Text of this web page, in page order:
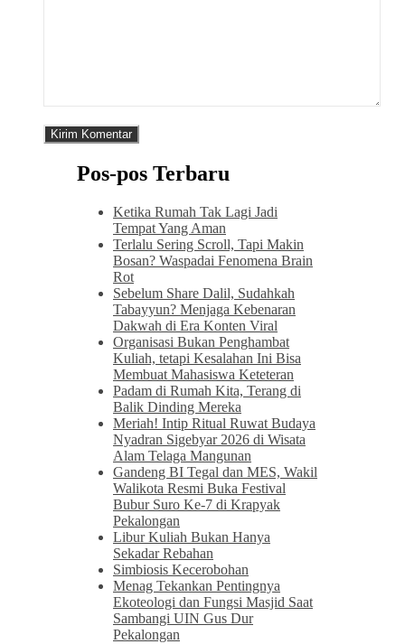
Pos-pos Terbaru
Ketika Rumah Tak Lagi Jadi
Tempat Yang Aman
Terlalu Sering Scroll, Tapi Makin
Bosan? Waspadai Fenomena Brain
Rot
Sebelum Share Dalil, Sudahkah
Tabayyun? Menjaga Kebenaran
Dakwah di Era Konten Viral
Organisasi Bukan Penghambat
Kuliah, tetapi Kesalahan Ini Bisa
Membuat Mahasiswa Keteteran
Padam di Rumah Kita, Terang di
Balik Dinding Mereka
Meriah! Intip Ritual Ruwat Budaya
Nyadran Sigebyar 2026 di Wisata
Alam Telaga Mangunan
Gandeng BI Tegal dan MES, Wakil
Walikota Resmi Buka Festival
Bubur Suro Ke-7 di Krapyak
Pekalongan
Libur Kuliah Bukan Hanya
Sekadar Rebahan
Simbiosis Kecerobohan
Menag Tekankan Pentingnya
Ekoteologi dan Fungsi Masjid Saat
Sambangi UIN Gus Dur
Pekalongan